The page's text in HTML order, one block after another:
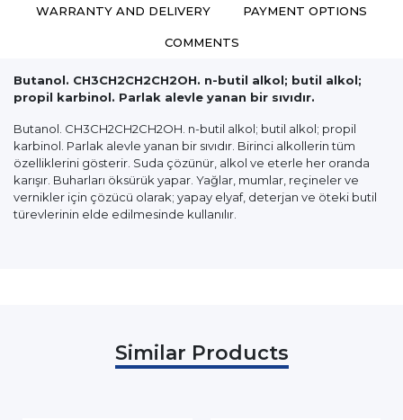
WARRANTY AND DELIVERY PAYMENT OPTIONS
COMMENTS
Butanol. CH3CH2CH2CH2OH. n-butil alkol; butil alkol;
propil karbinol. Parlak alevle yanan bir sıvıdır.
Butanol. CH3CH2CH2CH2OH. n-butil alkol; butil alkol; propil
karbinol. Parlak alevle yanan bir sıvıdır. Birinci alkollerin tüm
özelliklerini gösterir. Suda çözünür, alkol ve eterle her oranda
karışır. Buharları öksürük yapar. Yağlar, mumlar, reçineler ve
vernikler için çözücü olarak; yapay elyaf, deterjan ve öteki butil
türevlerinin elde edilmesinde kullanılır.
Similar Products